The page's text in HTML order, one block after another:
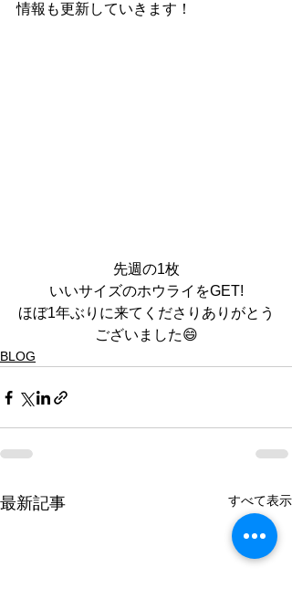
情報も更新していきます！
先週の1枚
いいサイズのホウライをGET!
ほぼ1年ぶりに来てくださりありがとう
ございました😄
BLOG
最新記事 すべて表示